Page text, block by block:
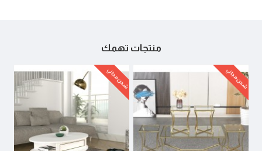
منتجات تهمك
شحن مجاني شحن مجاني